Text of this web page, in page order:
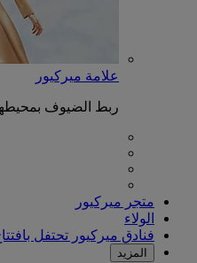
علامة ميركيور
ربط الضيوف بمحيطهم
متجر ميركيور
الولاء
فنادق ميركيور تحتفل بافتتاح 1000
المزيد